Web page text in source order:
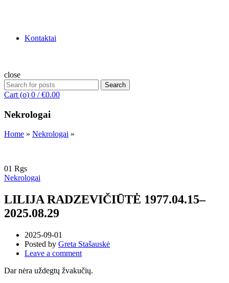
Kontaktai
close
Search
for:
Search
Cart (o) 0 / €0.00
Nekrologai
Home » Nekrologai »
01 Rgs
Nekrologai
LILIJA RADZEVIČIŪTĖ 1977.04.15–
2025.08.29
2025-09-01
Posted by Greta Stašauskė
Leave a comment
Dar nėra uždegtų žvakučių.